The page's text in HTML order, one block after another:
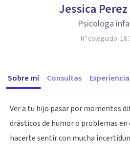
Jessica
Psicologa
Nº colegiado:
Sobre mí Consultas Experiencia
Ver a tu hijo pasar por momentos
drásticos de humor o problemas en
hacerte sentir con mucha